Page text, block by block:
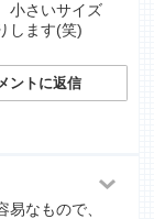
小さいサイズ
します(笑)
ントに返信
なもので、